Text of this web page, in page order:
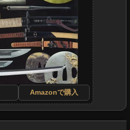
Amazonで購入